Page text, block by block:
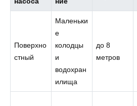
Поверхно
стный
Маленьки
е
колодцы
и
водохран
илища
до 8
метров